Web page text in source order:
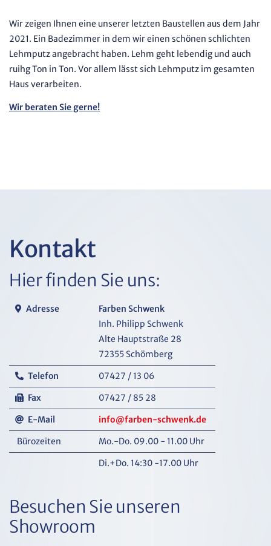
Wir zeigen Ihnen eine unserer letzten Baustellen aus dem Jahr
2021. Ein Badezimmer in dem wir einen schönen schlichten
Lehmputz angebracht haben. Lehm geht lebendig und auch
ruihg Ton in Ton. Vor allem lässt sich Lehmputz im gesamten
Haus verarbeiten.
Wir beraten Sie gerne!
Kontakt
Hier finden Sie uns:
Adresse
Farben Schwenk
Inh. Philipp Schwenk
Alte Hauptstraße 28
72355 Schömberg
Telefon
07427 / 13 06
Fax
07427 / 85 28
E-Mail
info@farben-schwenk.de
Bürozeiten
Mo.-Do. 09.00 - 11.00 Uhr
Di.+Do. 14:30 -17.00 Uhr
Besuchen Sie unseren
Showroom